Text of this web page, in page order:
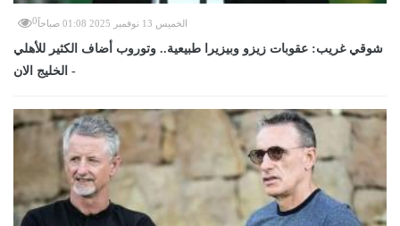
الخميس 13 نوفمبر 2025 01:08 صباحاً 0
شوقي غريب: عقوبات زيزو وبيزيرا طبيعية.. وتوروب أضاف الكثير للأهلي
- الخليج الان